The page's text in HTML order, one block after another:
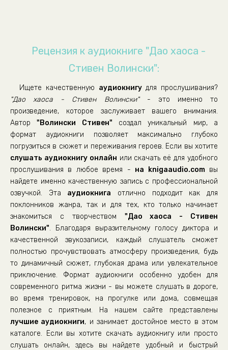
Рецензия к аудиокниге "Дао хаоса -
Стивен Волински":
Ищете качественную аудиокнигудля прослушивания?
"Дао хаоса - Стивен Волински"- это именно то
произведение, которое заслуживает вашего внимания.
Автор"Волински Стивен" создал уникальный мир, а
формат аудиокниги позволяет максимально глубоко
погрузиться в сюжет и переживания героев. Если вы хотите
слушать аудиокнигу онлайн или скачать её для удобного
прослушивания в любое время - на knigaaudio.comвы
найдете именно качественную запись с профессиональной
озвучкой. Эта аудиокнига отлично подходит как для
поклонников жанра, так и для тех, кто только начинает
знакомиться с творчеством "Дао хаоса - Стивен
Волински". Благодаря выразительному голосу диктора и
качественной звукозаписи, каждый слушатель сможет
полностью прочувствовать атмосферу произведения, будь
то динамичный сюжет, глубокая драма или увлекательное
приключение. Формат аудиокниги особенно удобен для
современного ритма жизни - вы можете слушать в дороге,
во время тренировок, на прогулке или дома, совмещая
полезное с приятным. На нашем сайте представлены
лучшие аудиокниги, и занимает достойное место в этом
каталоге. Если вы хотите скачать аудиокнигу или просто
слушать онлайн, здесь вы найдете удобный и быстрый